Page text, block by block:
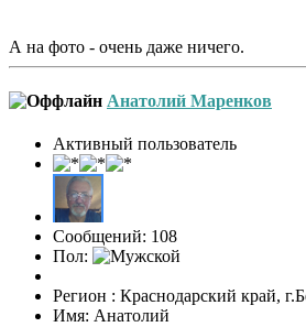
А на фото - очень даже ничего.
Анатолий Маренков
Активный пользователь
Сообщений: 108
Пол:
Регион : Краснодарский край,
Имя: Анатолий